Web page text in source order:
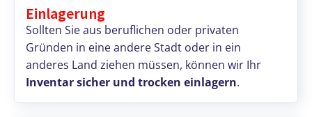
Einlagerung
Sollten Sie aus beruflichen oder privaten
Gründen in eine andere Stadt oder in ein
anderes Land ziehen müssen, können wir Ihr
Inventar sicher und trocken einlagern.